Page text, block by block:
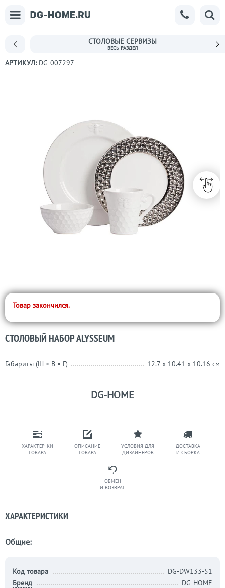
СТОЛОВЫЕ СЕРВИЗЫ
АРТИКУЛ: DG-007297
ХАРАКТЕР-КИ
ТОВАРА
ОПИСАНИЕ
ТОВАРА
УСЛОВИЯ ДЛЯ
ДИЗАЙНЕРОВ
ДОСТАВКА
И СБОРКА
ОБМЕН
И ВОЗВРАТ
Товар закончился.
СТОЛОВЫЙ НАБОР ALYSSEUM
Габариты (Ш × В × Г) 12.7 x 10.41 x 10.16 см
DG-HOME
ХАРАКТЕРИСТИКИ
Общие:
Код товара
DG-DW133-51
Бренд
DG-HOME